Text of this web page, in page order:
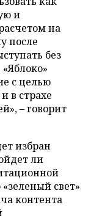
и
на
после
без
с целью
в страхе
– говорит
избран
ли
свет»
контента